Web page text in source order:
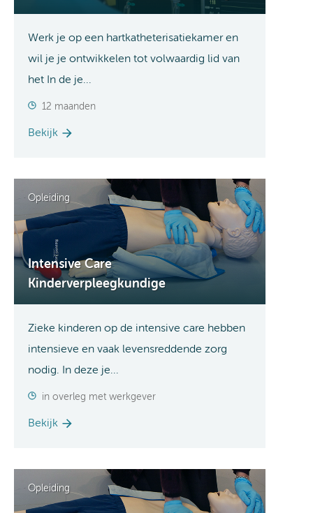
Werk je op een hartkatheterisatiekamer en
wil je je ontwikkelen tot volwaardig lid van
het In de je...
12 maanden
Bekijk
Opleiding
Intensive Care
Kinderverpleegkundige
Zieke kinderen op de intensive care hebben
intensieve en vaak levensreddende zorg
nodig. In deze je...
in overleg met werkgever
Bekijk
Opleiding